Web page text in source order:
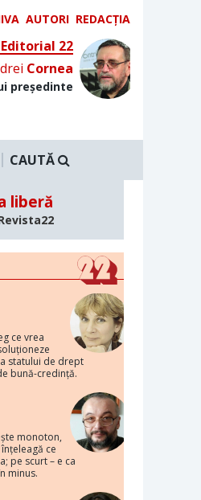
AUTORI REDACȚIA
Editorial 22
Cornea
președinte
CAUTĂ
liberă
ce vrea
statului de drept
bună-credință.
monoton,
ce
pe scurt – e ca
minus.